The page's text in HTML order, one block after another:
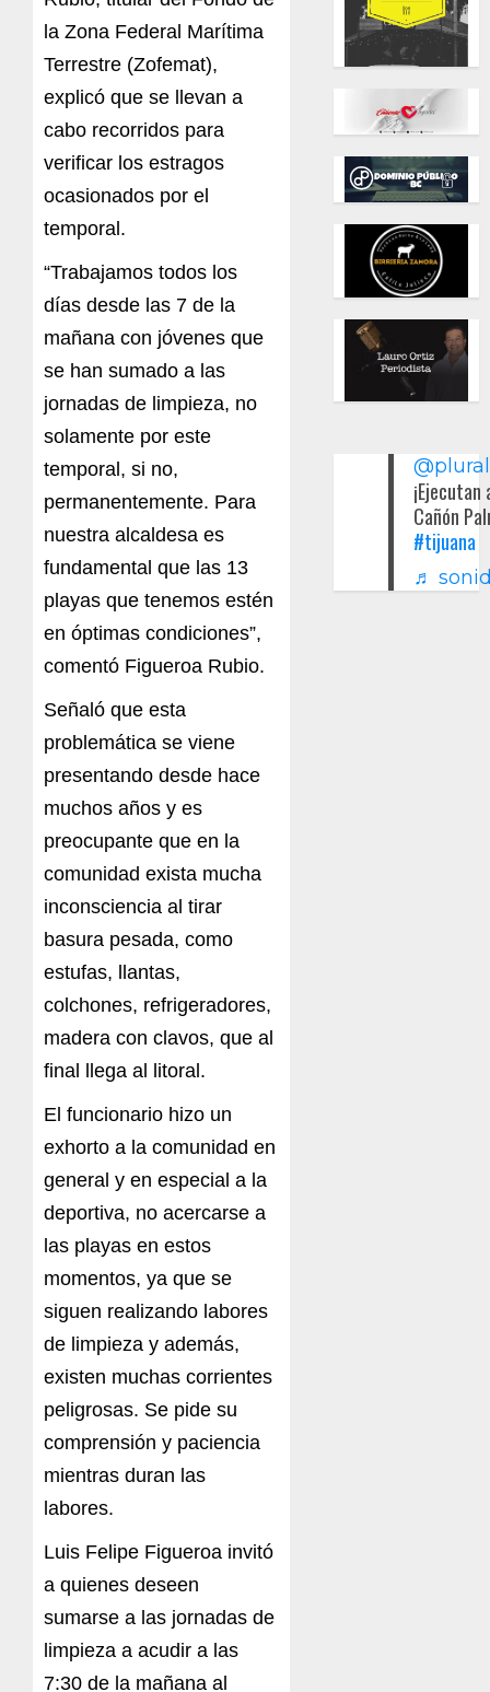
la Zona Federal Marítima
Terrestre (Zofemat),
explicó que se llevan a
cabo recorridos para
verificar los estragos
ocasionados por el
temporal.
“Trabajamos todos los
días desde las 7 de la
mañana con jóvenes que
se han sumado a las
jornadas de limpieza, no
solamente por este
temporal, si no,
permanentemente. Para
nuestra alcaldesa es
fundamental que las 13
playas que tenemos estén
en óptimas condiciones”,
comentó Figueroa Rubio.
Señaló que esta
problemática se viene
presentando desde hace
muchos años y es
preocupante que en la
comunidad exista mucha
inconsciencia al tirar
basura pesada, como
estufas, llantas,
colchones, refrigeradores,
madera con clavos, que al
final llega al litoral.
El funcionario hizo un
exhorto a la comunidad en
general y en especial a la
deportiva, no acercarse a
las playas en estos
momentos, ya que se
siguen realizando labores
de limpieza y además,
existen muchas corrientes
peligrosas. Se pide su
comprensión y paciencia
mientras duran las
labores.
Luis Felipe Figueroa invitó
a quienes deseen
sumarse a las jornadas de
limpieza a acudir a las
7:30 de la mañana al
Cañón
#tijuana
♬